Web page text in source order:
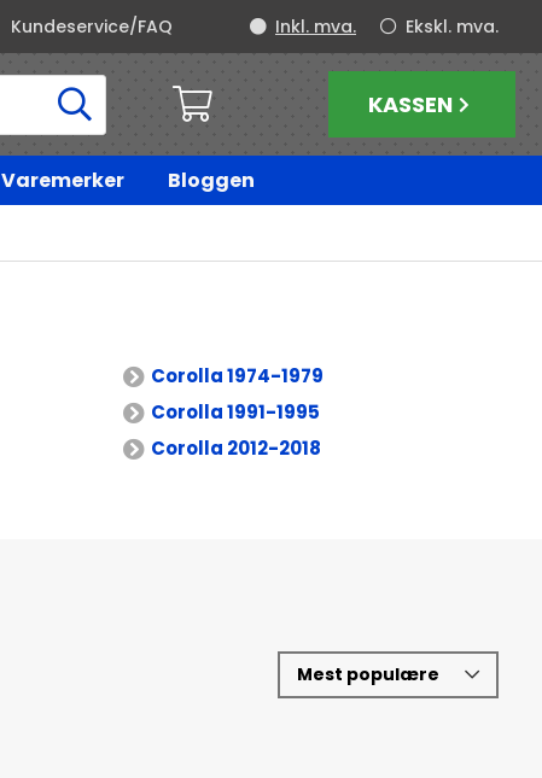
Kundeservice/FAQ Ekskl. mva.
Inkl. mva.
KASSEN
Varemerker
Bloggen
Corolla 1974-1979
Corolla 1991-1995
Corolla 2012-2018